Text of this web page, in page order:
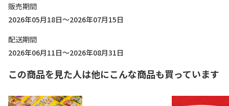
販売期間
2026年05月18日～2026年07月15日
配送期間
2026年06月11日～2026年08月31日
この商品を見た人は他にこんな商品も買っています